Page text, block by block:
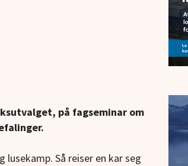
på fagseminar om
Så reiser en kar seg